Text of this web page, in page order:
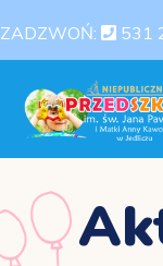
ZADZWOŃ: 531